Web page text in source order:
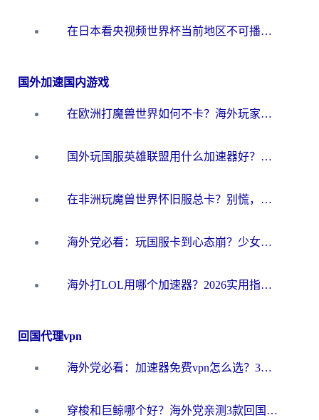
在日本看央视频世界杯当前地区不可播放？海外党体育观赛终极指南
国外加速国内游戏
在欧洲打魔兽世界如何不卡？海外玩家的国服游戏加速终极攻略
国外玩国服英雄联盟用什么加速器好？海外党亲测有效的国服游戏加速指南
在非洲玩魔兽世界怀旧服总卡？别慌，这份指南帮你丝滑开荒
海外党必看：玩国服卡到心态崩？少女前线云图计划加速器免费推荐+碧蓝航线足球世界流畅攻略
海外打LOL用哪个加速器？2026实用指南：从延迟到设备适配，一篇解决你的国服游戏痛点
回国代理vpn
海外党必看：加速器免费vpn怎么选？3步教你无缝访问国内资源
穿梭和巨鲸哪个好？海外党亲测3款回国加速器，教你避开90%的坑